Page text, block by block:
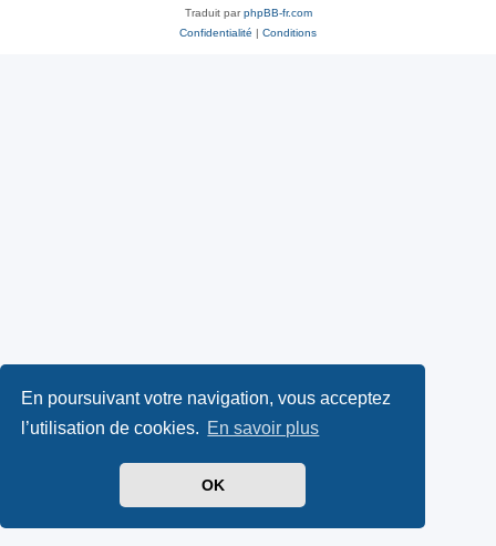
En poursuivant votre navigation, vous acceptez
l’utilisation de cookies. En savoir plus
OK
Traduit parphpBB-fr.com
Confidentialité | Conditions